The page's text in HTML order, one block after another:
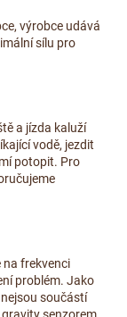
výrobce udává
sílu pro
a jízda kaluží
vodě, jezdit
potopit. Pro
na frekvenci
problém. Jako
součástí